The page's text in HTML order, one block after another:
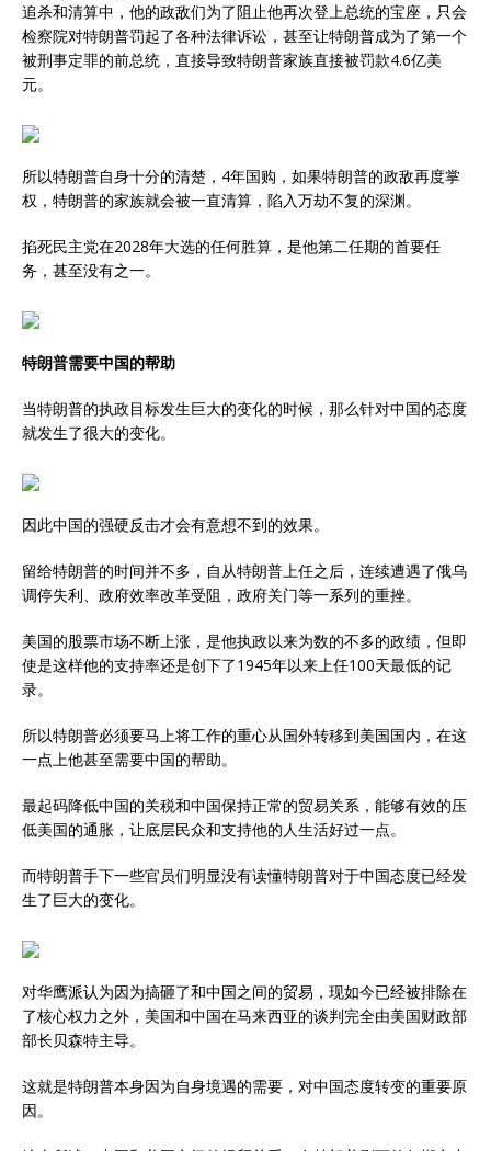
追杀和清算中，他的政敌们为了阻止他再次登上总统的宝座，只会
检察院对特朗普罚起了各种法律诉讼，甚至让特朗普成为了第一个
被刑事定罪的前总统，直接导致特朗普家族直接被罚款4.6亿美
元。
所以特朗普自身十分的清楚，4年国购，如果特朗普的政敌再度掌
权，特朗普的家族就会被一直清算，陷入万劫不复的深渊。
掐死民主党在2028年大选的任何胜算，是他第二任期的首要任
务，甚至没有之一。
特朗普需要中国的帮助
当特朗普的执政目标发生巨大的变化的时候，那么针对中国的态度
就发生了很大的变化。
因此中国的强硬反击才会有意想不到的效果。
留给特朗普的时间并不多，自从特朗普上任之后，连续遭遇了俄乌
调停失利、政府效率改革受阻，政府关门等一系列的重挫。
美国的股票市场不断上涨，是他执政以来为数的不多的政绩，但即
使是这样他的支持率还是创下了1945年以来上任100天最低的记
录。
所以特朗普必须要马上将工作的重心从国外转移到美国国内，在这
一点上他甚至需要中国的帮助。
最起码降低中国的关税和中国保持正常的贸易关系，能够有效的压
低美国的通胀，让底层民众和支持他的人生活好过一点。
而特朗普手下一些官员们明显没有读懂特朗普对于中国态度已经发
生了巨大的变化。
对华鹰派认为因为搞砸了和中国之间的贸易，现如今已经被排除在
了核心权力之外，美国和中国在马来西亚的谈判完全由美国财政部
部长贝森特主导。
这就是特朗普本身因为自身境遇的需要，对中国态度转变的重要原
因。